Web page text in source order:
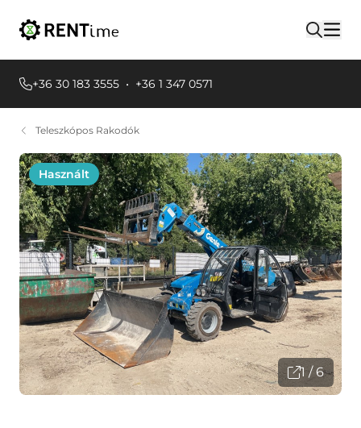
+36 30 183 3555 • +36 1 347 0571
Teleszkópos Rakodók
Használt
1 / 6